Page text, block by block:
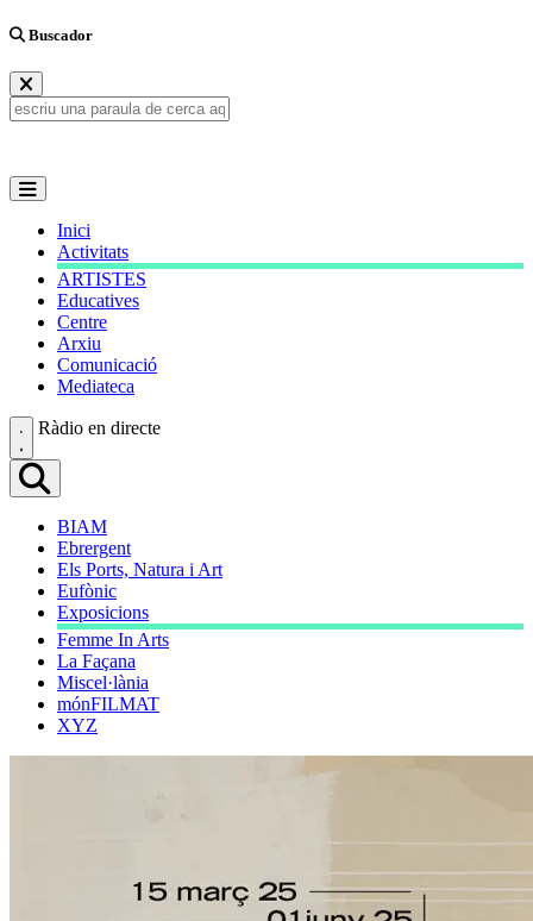
Buscador
Inici
Activitats
ARTISTES
Educatives
Centre
Arxiu
Comunicació
Mediateca
Ràdio en directe
BIAM
Ebrergent
Els Ports, Natura i Art
Eufònic
Exposicions
Femme In Arts
La Façana
Miscel·lània
mónFILMAT
XYZ